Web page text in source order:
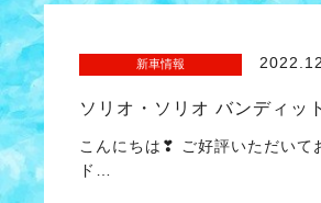
新車情報
ソリオ・ソリオ バンディ
こんにちは❣ ご好評いただいて
ド…